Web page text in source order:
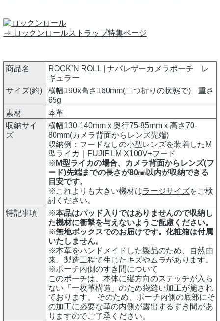
⇒ ロックンロールストラップ特集ページ
商品名
ROCK’N ROLL | ナパレザーカメラポーチ レ
ギュラー
サイズ(約)
横幅190x高さ160mm(二つ折りの状態で) 重さ
65g
素材
本革
収納サイ
ズ
横幅130-140mm x 奥行75-85mm x 高さ70-
80mm(カメラ背面からレンズ先端)
収納例：フードなしの小型レンズを装着したM
型ライカ｜FUJIFILM X100V+フード
※ M型ライカの場合、カメラ背面からレンズ(フ
ード)先端までの長さが80㎜以内が収納できる
目安です。
※これよりも大きい機材はラージサイズをご検
討ください。
特記事項
※本品はパッド入りではありませんので収納し
た機材に衝撃を与えないようご配慮ください。
※無地ボックスでのお届けです。化粧箱は付属
いたしません。
※本革をハンドメイドした製品のため、自然由
来、製造工程で生じたキズやムラがあります。
※ポーチ内側のすき間について
このポーチは、本体に縦方向のステッチが入ら
ない「一枚革構造」のため袋縫い加工が施され
ております。 そのため、ポーチ内側の底部にそ
の加工に必要な革の内側が露出するすき間があ
りますのでご了承ください。